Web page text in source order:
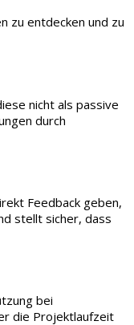
zu entdecken und zu
nicht als passive
durch
Feedback geben,
stellt sicher, dass
bei
die Projektlaufzeit